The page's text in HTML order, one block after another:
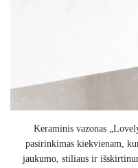
Keraminis vazonas
pasirinkimas kiekvienam,
jaukumo, stiliaus ir